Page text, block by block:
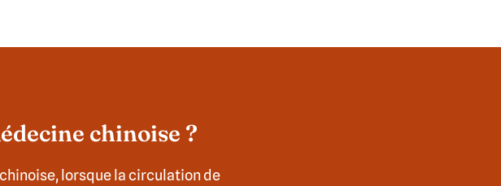
chinoise ?
lorsque la circulation de